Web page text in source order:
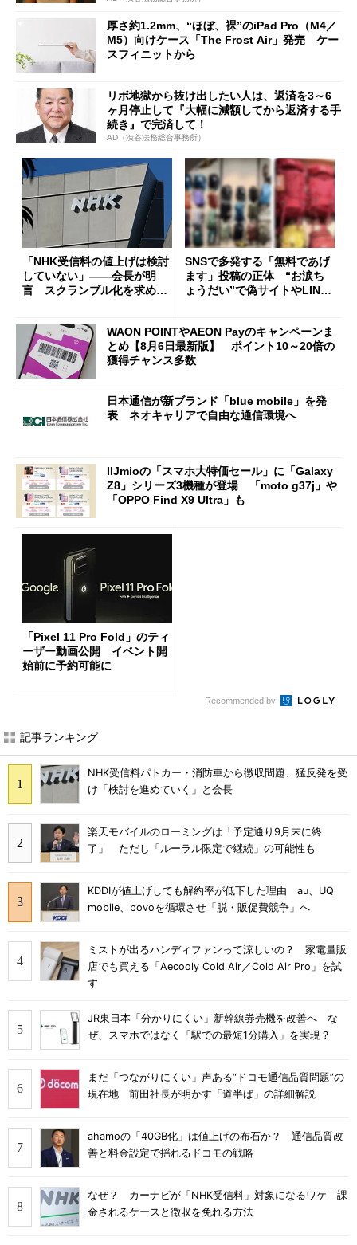
厚さ約1.2mm、“ほぼ、裸”のiPad Pro（M4／
M5）向けケース「The Frost Air」発売 ケー
スフィニットから
リボ地獄から抜け出したい人は、返済を3～6
ヶ月停止して『大幅に減額してから返済する手
続き』で完済して！
AD（渋谷法務総合事務所）
「NHK受信料の値上げは検討
していない」――会長が明
言 スクランブル化を求める
SNSで多発する「無料であげ
ます」投稿の正体 “お涙ち
ょうだい”で偽サイトやLINE
WAON POINTやAEON Payのキャンペーンま
とめ【8月6日最新版】 ポイント10～20倍の
獲得チャンス多数
日本通信が新ブランド「blue mobile」を発
表 ネオキャリアで自由な通信環境へ
IIJmioの「スマホ大特価セール」に「Galaxy
Z8」シリーズ3機種が登場 「moto g37j」や
「OPPO Find X9 Ultra」も
「Pixel 11 Pro Fold」のティ
ーザー動画公開 イベント開
始前に予約可能に
Recommended by
記事ランキング
NHK受信料パトカー・消防車から徴収問題、猛反発を受
け「検討を進めていく」と会長
楽天モバイルのローミングは「予定通り9月末に終
了」 ただし「ルーラル限定で継続」の可能性も
KDDIが値上げしても解約率が低下した理由 au、UQ
mobile、povoを循環させ「脱・販促費競争」へ
ミストが出るハンディファンって涼しいの？ 家電量販
店でも買える「Aecooly Cold Air／Cold Air Pro」を試
す
JR東日本「分かりにくい」新幹線券売機を改善へ な
ぜ、スマホではなく「駅での最短1分購入」を実現？
まだ「つながりにくい」声ある“ドコモ通信品質問題”の
現在地 前田社長が明かす「道半ば」の詳細解説
ahamoの「40GB化」は値上げの布石か？ 通信品質改
善と料金設定で揺れるドコモの戦略
なぜ？ カーナビが「NHK受信料」対象になるワケ 課
金されるケースと徴収を免れる方法